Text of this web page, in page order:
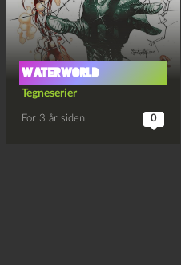
Waterworld
Tegneserier
For 3 år siden 0